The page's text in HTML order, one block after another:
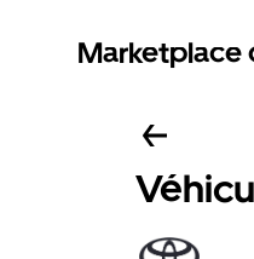
Marketplace